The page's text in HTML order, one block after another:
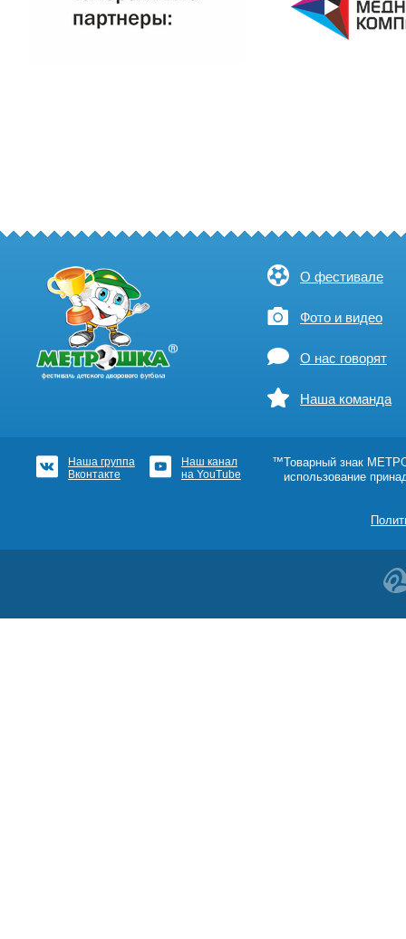
О фестивале
Фото и видео
О нас говорят
Наша команда
Наша группа
Вконтакте
Наш канал
на YouTube
™Товарный знак
использование